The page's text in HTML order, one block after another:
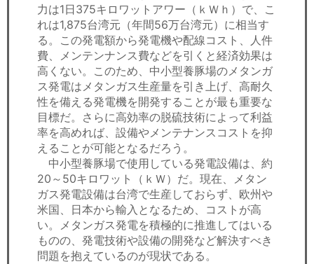
力は1日375キロワットアワー（ｋＷｈ）で、こ
れは1,875台湾元（年間56万台湾元）に相当す
る。この発電額から発電機や配線コスト、人件
費、メンテンナンス費などを引くと経済効果は
高くない。このため、中小型養豚場のメタンガ
ス発電はメタンガス生産量を引き上げ、高耐久
性を備える発電機を開発することが最も重要な
目標だ。さらに高効率の脱硫技術によって利益
率を高めれば、設備やメンテナンスコストを抑
えることが可能となるだろう。
中小型養豚場で使用している発電設備は、約
20～50キロワット（ｋＷ）だ。現在、メタン
ガス発電設備は台湾で生産しておらず、欧州や
米国、日本から輸入となるため、コストが高
い。メタンガス発電を積極的に推進してはいる
ものの、発電技術や設備の開発など解決すべき
問題を抱えているのが現状である。